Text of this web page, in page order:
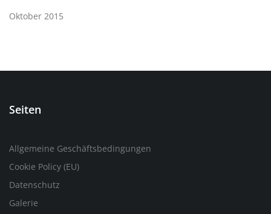
Oktober 2015
Seiten
Allgemeine Geschäftsbedingungen
Cookie Policy (EU)
Datenschutz
Galerie